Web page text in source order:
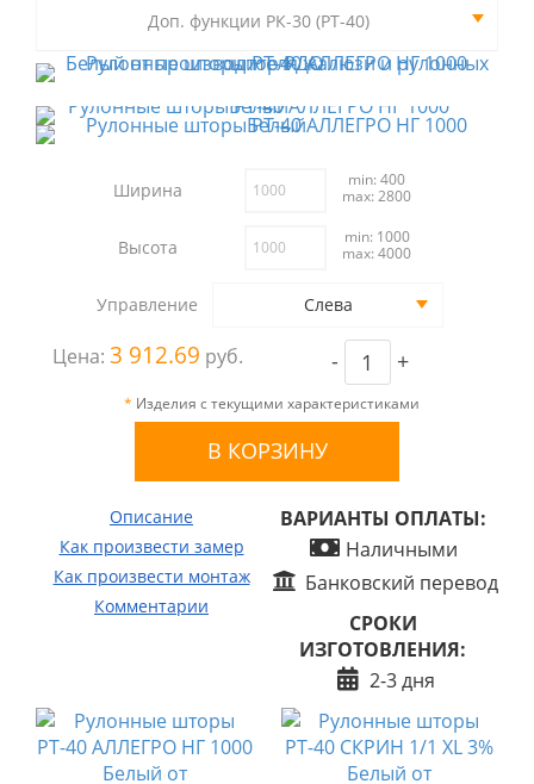
Доп. функции РК-30 (РТ-40)
Ширина
min: 400
max: 2800
Высота
min: 1000
max: 4000
Управление Слева
Цена: 3 912.69 руб. - +
* Изделия с текущими характеристиками
Описание
Как произвести замер
Как произвести монтаж
Комментарии
ВАРИАНТЫ ОПЛАТЫ:
Наличными
Банковский перевод
СРОКИ
ИЗГОТОВЛЕНИЯ:
2-3 дня